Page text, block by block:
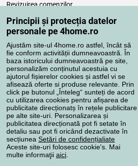
Principii și protecția datelor
personale pe 4home.ro
Ajustăm site-ul 4home.ro astfel, încât să
fie conform activității dumneavoastră. În
baza istoricului dumneavoastră pe site,
personalizăm conținutul acestuia cu
ajutorul fișierelor cookies și astfel vi se
afisează oferte si produse relevante. Prin
click pe butonul „Înteleg“ sunteți de acord
cu utilizarea cookies pentru afișarea de
publicitate direcționatș în rețele publicitare
pe alte site-uri. Personalizarea și
publicitatea direcționată pot fi setate în
detaliu sau pot fi oricând dezactivate în
secțiunea Setări de confidențialiate
Aceste site-uri folosesc cookie's. Mai
multe informaţii aici
Revizuirea comenzilor
Reclamaţii
Retragere de la contract
Regulile de procesare a recenziilor
Metode de transport
Metode de plată
Magazin de încredere